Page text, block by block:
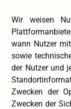
Wir weisen
wann Nutzer
sowie
der Nutzer und
Zwecken der
Zwecken der